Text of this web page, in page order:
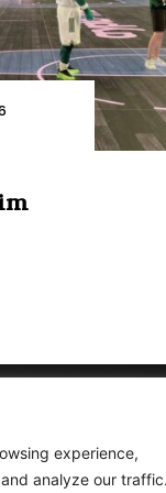
experience,
analyze our